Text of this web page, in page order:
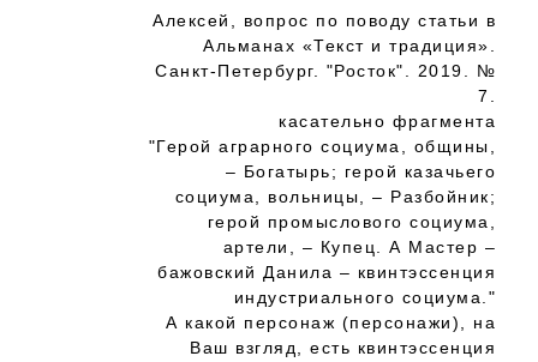
Алексей, вопрос по поводу статьи в
Альманах «Текст и традиция».
Санкт-Петербург. "Росток". 2019. №
7.
касательно фрагмента
"Герой аграрного социума, общины,
– Богатырь; герой казачьего
социума, вольницы, – Разбойник;
герой промыслового социума,
артели, – Купец. А Мастер –
бажовский Данила – квинтэссенция
индустриального социума."
А какой персонаж (персонажи), на
Ваш взгляд, есть квинтэссенция